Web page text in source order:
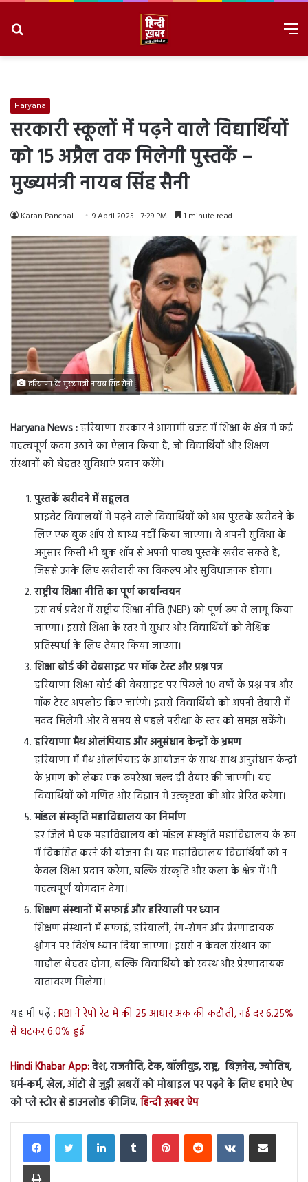
Haryana
सरकारी स्कूलों में पढ़ने वाले विद्यार्थियों
को 15 अप्रैल तक मिलेगी पुस्तकें –
मुख्यमंत्री नायब सिंह सैनी
Karan Panchal 9 April 2025 - 7:29 PM 1 minute read
हरियाणा के मुख्यमंत्री नायब सिंह सैनी
Haryana News :हरियाणा सरकार ने आगामी बजट में शिक्षा के क्षेत्र में कई
महत्वपूर्ण कदम उठाने का ऐलान किया है, जो विद्यार्थियों और शिक्षण
संस्थानों को बेहतर सुविधाएं प्रदान करेंगे।
पुस्तकें खरीदने में सहूलत
प्राइवेट विद्यालयों में पढ़ने वाले विद्यार्थियों को अब पुस्तकें खरीदने के
लिए एक बुक शॉप से बाध्य नहीं किया जाएगा। वे अपनी सुविधा के
अनुसार किसी भी बुक शॉप से अपनी पाठ्य पुस्तकें खरीद सकते हैं,
जिससे उनके लिए खरीदारी का विकल्प और सुविधाजनक होगा।
राष्ट्रीय शिक्षा नीति का पूर्ण कार्यान्वयन
इस वर्ष प्रदेश में राष्ट्रीय शिक्षा नीति (NEP) को पूर्ण रूप से लागू किया
जाएगा। इससे शिक्षा के स्तर में सुधार और विद्यार्थियों को वैश्विक
प्रतिस्पर्धा के लिए तैयार किया जाएगा।
शिक्षा बोर्ड की वेबसाइट पर मॉक टेस्ट और प्रश्न पत्र
हरियाणा शिक्षा बोर्ड की वेबसाइट पर पिछले 10 वर्षों के प्रश्न पत्र और
मॉक टेस्ट अपलोड किए जाएंगे। इससे विद्यार्थियों को अपनी तैयारी में
मदद मिलेगी और वे समय से पहले परीक्षा के स्तर को समझ सकेंगे।
हरियाणा मैथ ओलंपियाड और अनुसंधान केन्द्रों के भ्रमण
हरियाणा में मैथ ओलंपियाड के आयोजन के साथ-साथ अनुसंधान केन्द्रों
के भ्रमण को लेकर एक रूपरेखा जल्द ही तैयार की जाएगी। यह
विद्यार्थियों को गणित और विज्ञान में उत्कृष्टता की ओर प्रेरित करेगा।
मॉडल संस्कृति महाविद्यालय का निर्माण
हर जिले में एक महाविद्यालय को मॉडल संस्कृति महाविद्यालय के रूप
में विकसित करने की योजना है। यह महाविद्यालय विद्यार्थियों को न
केवल शिक्षा प्रदान करेगा, बल्कि संस्कृति और कला के क्षेत्र में भी
महत्वपूर्ण योगदान देगा।
शिक्षण संस्थानों में सफाई और हरियाली पर ध्यान
शिक्षण संस्थानों में सफाई, हरियाली, रंग-रोगन और प्रेरणादायक
श्लोगन पर विशेष ध्यान दिया जाएगा। इससे न केवल संस्थान का
माहौल बेहतर होगा, बल्कि विद्यार्थियों को स्वस्थ और प्रेरणादायक
वातावरण मिलेगा।
यह भी पढ़ें : RBI ने रेपो रेट में की 25 आधार अंक की कटौती, नई दर 6.25%
से घटकर 6.0% हुई
Hindi Khabar App:देश, राजनीति, टेक, बॉलीवुड, राष्ट्र, बिज़नेस, ज्योतिष,
धर्म-कर्म, खेल, ऑटो से जुड़ी ख़बरों को मोबाइल पर पढ़ने के लिए हमारे ऐप
को प्ले स्टोर से डाउनलोड कीजिए.हिन्दी ख़बर ऐप
LinkedInTumblr PinterestReddit VKontakteShare via Email
Print